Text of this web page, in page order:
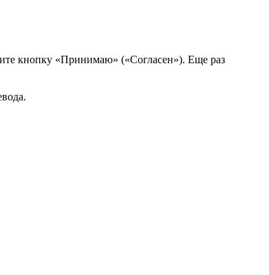
кнопку «Принимаю» («Согласен»). Еще раз